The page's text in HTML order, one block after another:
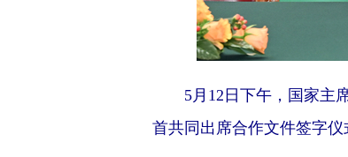
5月12日下午，国家主
首共同出席合作文件签字